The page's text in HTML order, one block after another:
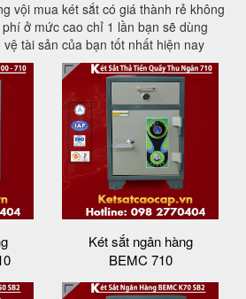
vội mua két sắt có giá thành rẻ không
ở mức cao chỉ 1 lần bạn sẽ dùng
tài sản của bạn tốt nhất hiện nay
Két sắt ngân hàng
BEMC 710